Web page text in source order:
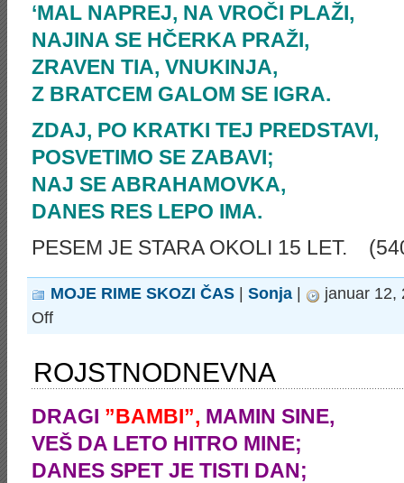
‘MAL NAPREJ, NA VROČI PLAŽI,
NAJINA SE HČERKA PRAŽI,
ZRAVEN TIA, VNUKINJA,
Z BRATCEM GALOM SE IGRA.
ZDAJ, PO KRATKI TEJ PREDSTAVI,
POSVETIMO SE ZABAVI;
NAJ SE ABRAHAMOVKA,
DANES RES LEPO IMA.
PESEM JE STARA OKOLI 15 LET.
MOJE RIME SKOZI ČAS Sonja
januar 12,
Offon
ROJSTNODNEVNA
DRAGI ”BAMBI”, MAMIN SINE,
VEŠ DA LETO HITRO MINE;
DANES SPET JE TISTI DAN;